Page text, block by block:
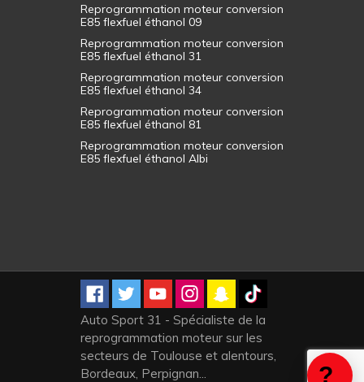
Reprogrammation moteur conversion
E85 flexfuel éthanol 09
Reprogrammation moteur conversion
E85 flexfuel éthanol 31
Reprogrammation moteur conversion
E85 flexfuel éthanol 34
Reprogrammation moteur conversion
E85 flexfuel éthanol 81
Reprogrammation moteur conversion
E85 flexfuel éthanol Albi
Auto Sport 31 - Spécialiste de la
reprogrammation moteur sur les
secteurs de Toulouse et alentours,
Bordeaux, Perpignan...